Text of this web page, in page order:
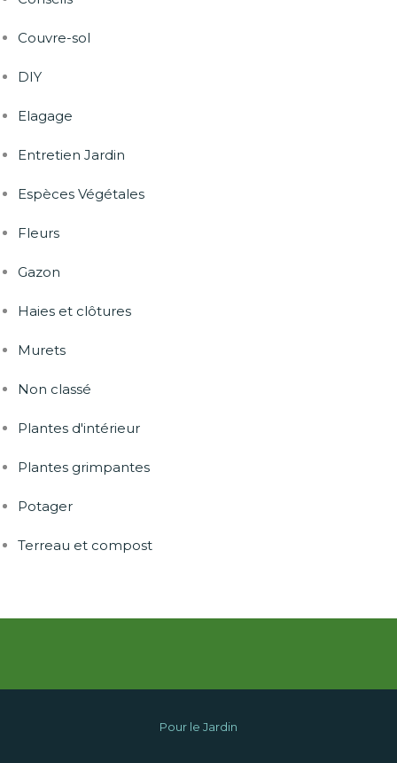
Couvre-sol
DIY
Elagage
Entretien Jardin
Espèces Végétales
Fleurs
Gazon
Haies et clôtures
Murets
Non classé
Plantes d'intérieur
Plantes grimpantes
Potager
Terreau et compost
Pour le Jardin